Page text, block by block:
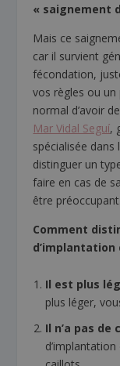
« saignement
Mais ce
car il survient
fécondation,
vos règles ou un
normal d’avoir
Mar Vidal Seguí,
spécialisée
distinguer un
faire en cas de
être préoccupant.
Comment
d’implantation
Il est plus
plus léger,
Il n’a pas de